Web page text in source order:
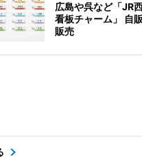
広島や呉など「JR
看板チャーム」 自
販売